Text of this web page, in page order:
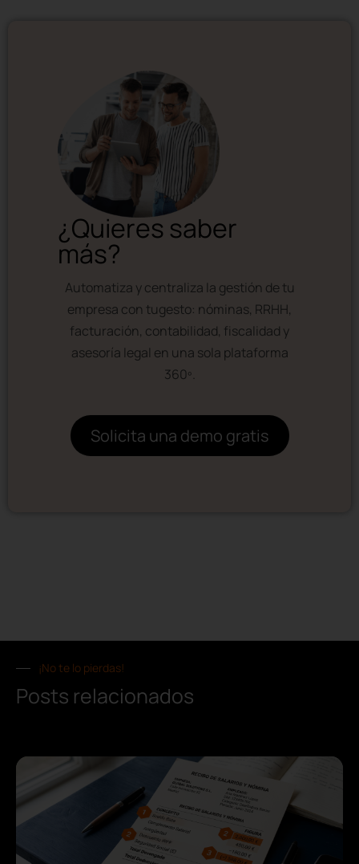
¿Quieres saber
más?
Automatiza y centraliza la gestión de tu
empresa con tugesto: nóminas, RRHH,
facturación, contabilidad, fiscalidad y
asesoría legal en una sola plataforma
360º.
Solicita una demo gratis
¡No te lo pierdas!
Posts relacionados